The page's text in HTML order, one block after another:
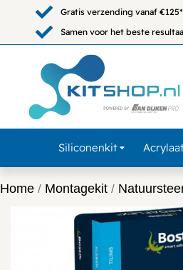
Gratis verzending vanaf €125*
Samen voor het beste
Siliconenkit
Home / Montagekit /